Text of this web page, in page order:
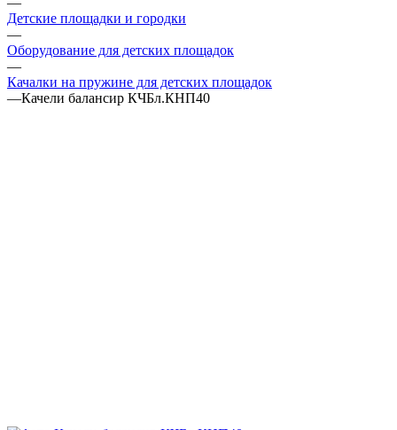
Детские площадки и городки
—
Оборудование для детских площадок
—
Качалки на пружине для детских площадок
—Качели балансир КЧБл.КНП40